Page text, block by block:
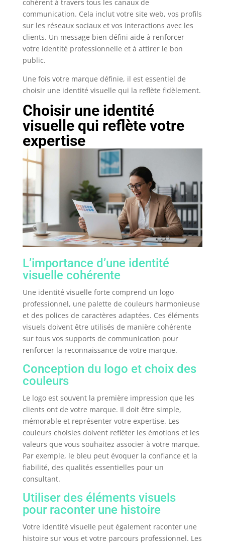
cohérent à travers tous les canaux de
communication. Cela inclut votre site web, vos profils
sur les réseaux sociaux et vos interactions avec les
clients. Un message bien défini aide à renforcer
votre identité professionnelle et à attirer le bon
public.
Une fois votre marque définie, il est essentiel de
choisir une identité visuelle qui la reflète fidèlement.
Choisir une identité
visuelle qui reflète votre
expertise
L’importance d’une identité
visuelle cohérente
Une identité visuelle forte comprend un logo
professionnel, une palette de couleurs harmonieuse
et des polices de caractères adaptées. Ces éléments
visuels doivent être utilisés de manière cohérente
sur tous vos supports de communication pour
renforcer la reconnaissance de votre marque.
Conception du logo et choix des
couleurs
Le logo est souvent la première impression que les
clients ont de votre marque. Il doit être simple,
mémorable et représenter votre expertise. Les
couleurs choisies doivent refléter les émotions et les
valeurs que vous souhaitez associer à votre marque.
Par exemple, le bleu peut évoquer la confiance et la
fiabilité, des qualités essentielles pour un
consultant.
Utiliser des éléments visuels
pour raconter une histoire
Votre identité visuelle peut également raconter une
histoire sur vous et votre parcours professionnel. Les